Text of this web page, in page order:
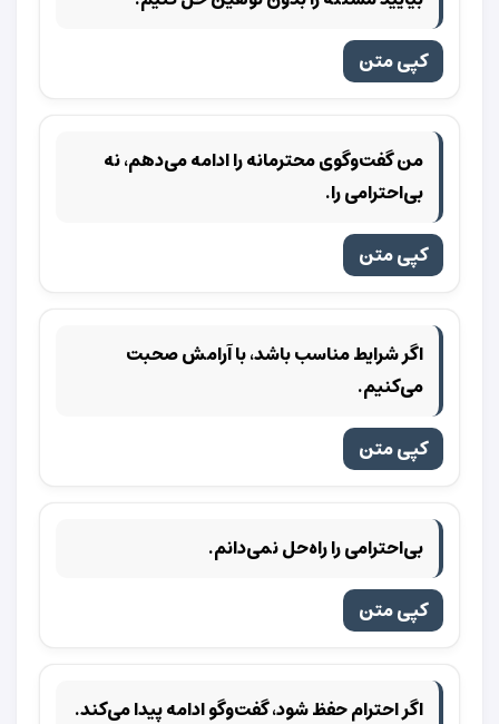
کپی متن
من گفت‌وگوی محترمانه را ادامه می‌دهم، نه
بی‌احترامی را.
کپی متن
اگر شرایط مناسب باشد، با آرامش صحبت
می‌کنیم.
کپی متن
بی‌احترامی را راه‌حل نمی‌دانم.
کپی متن
اگر احترام حفظ شود، گفت‌وگو ادامه پیدا می‌کند.